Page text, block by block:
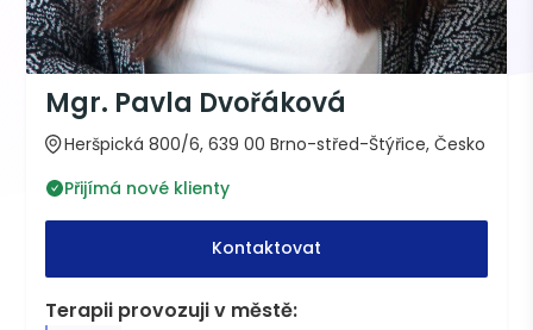
Mgr. Pavla Dvořáková
Heršpická 800/6, 639 00 Brno-střed-Štýřice, Česko
Přijímá nové klienty
Kontaktovat
Terapii provozuji v městě: